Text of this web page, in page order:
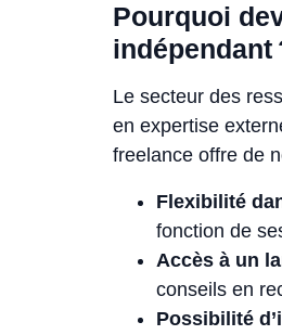
Pourquoi
indépendant
Le secteur des
en expertise
freelance offre de
Flexibilité
fonction de
Accès à un
conseils en
Possibilité